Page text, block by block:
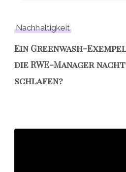
Nachhaltigkeit
Ein Greenwash-
die RWE-Manager
schlafen?